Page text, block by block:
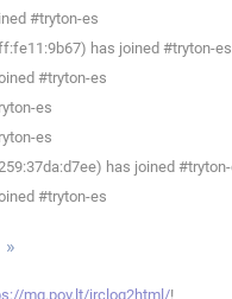
#tryton-es
has joined #tryton-es
#tryton-es
es
es
has joined
#tryton-es
»
mg.pov.lt/irclog2html/!